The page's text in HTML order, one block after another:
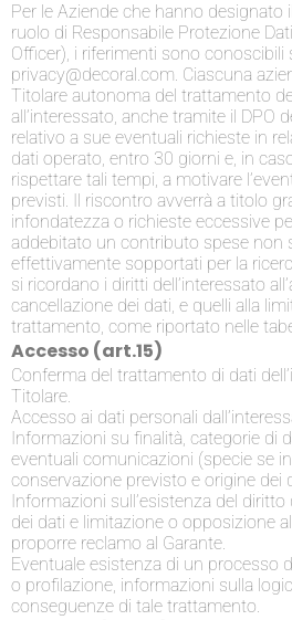
Per le Aziende che hanno designato
ruolo di Responsabile Protezione
Officer), i riferimenti sono conoscibili
privacy@decoral.com. Ciascuna
Titolare autonoma del trattamento
all’interessato, anche tramite il DPO
relativo a sue eventuali richieste in
dati operato, entro 30 giorni e, in
rispettare tali tempi, a motivare
previsti. Il riscontro avverrà a titolo
infondatezza o richieste eccessive
addebitato un contributo spese non
effettivamente sopportati per la
si ricordano i diritti dell’interessato
cancellazione dei dati, e quelli alla
trattamento, come riportato nelle
Accesso (art.15)
Conferma del trattamento di dati
Titolare.
Accesso ai dati personali
Informazioni su finalità, categorie di
eventuali comunicazioni (specie se
conservazione previsto e origine dei
Informazioni sull’esistenza del
dei dati e limitazione o opposizione
proporre reclamo al Garante.
Eventuale esistenza di un processo
o profilazione, informazioni sulla
conseguenze di tale trattamento.